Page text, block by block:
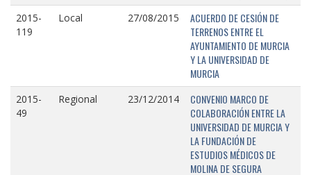
2015-
119
Local 27/08/2015
ACUERDO DE CESIÓN DE
TERRENOS ENTRE EL
AYUNTAMIENTO DE MURCIA
Y LA UNIVERSIDAD DE
MURCIA
2015-
49
Regional 23/12/2014
CONVENIO MARCO DE
COLABORACIÓN ENTRE LA
UNIVERSIDAD DE MURCIA Y
LA FUNDACIÓN DE
ESTUDIOS MÉDICOS DE
MOLINA DE SEGURA